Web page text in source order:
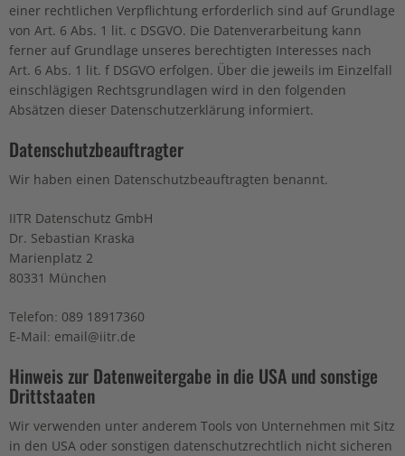
einer rechtlichen Verpflichtung erforderlich sind auf Grundlage
von Art. 6 Abs. 1 lit. c DSGVO. Die Datenverarbeitung kann
ferner auf Grundlage unseres berechtigten Interesses nach
Art. 6 Abs. 1 lit. f DSGVO erfolgen. Über die jeweils im Einzelfall
einschlägigen Rechtsgrundlagen wird in den folgenden
Absätzen dieser Datenschutzerklärung informiert.
Datenschutz­beauftragter
Wir haben einen Datenschutzbeauftragten benannt.
IITR Datenschutz GmbH
Dr. Sebastian Kraska
Marienplatz 2
80331 München
Telefon: 089 18917360
E-Mail: email@iitr.de
Hinweis zur Datenweitergabe in die USA und sonstige
Drittstaaten
Wir verwenden unter anderem Tools von Unternehmen mit Sitz
in den USA oder sonstigen datenschutzrechtlich nicht sicheren